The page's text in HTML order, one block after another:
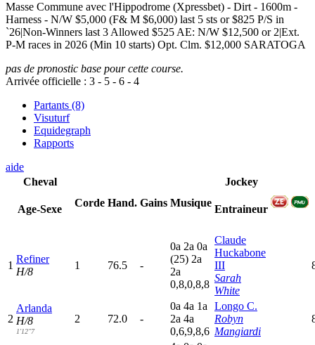
Masse Commune avec l'Hippodrome (Xpressbet) - Dirt - 1600m -
Harness - N/W $5,000 (F& M $6,000) last 5 sts or $825 P/S in
`26|Non-Winners last 3 Allowed $525 AE: N/W $12,500 or 2|Ext.
P-M races in 2026 (Min 10 starts) Opt. Clm. $12,000 SARATOGA
pas de pronostic base pour cette course.
Arrivée officielle : 3 - 5 - 6 - 4
Partants (8)
Visuturf
Equidegraph
Rapports
aide
Cheval
Age-Sexe
Corde Hand. Gains Musique
Jockey
Entraineur
1
Refiner
H/8
1 76.5 -
0a 2a 0a
(25) 2a
2a
0,8,0,8,8
Claude
Huckabone
III
Sarah
White
2
Arlanda
H/8
1'12"7
2 72.0 -
0a 4a 1a
2a 4a
0,6,9,8,6
Longo C.
Robyn
Mangiardi